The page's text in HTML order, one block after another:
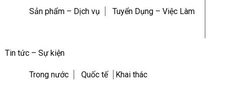
Sản phẩm – Dịch vụ Tuyển Dụng – Việc Làm
Tin tức – Sự kiện
Trong nước Quốc tế Khai thác